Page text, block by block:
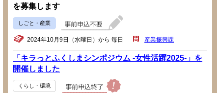
を募集します
しごと・産業
2024年10月9日（水曜日）から 毎日 産業振興課
「キラっとふくしまシンポジウム -女性活躍2025-」を
開催しました
くらし・環境